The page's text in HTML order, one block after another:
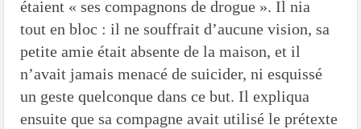
étaient « ses compagnons de drogue ». Il nia
tout en bloc : il ne souffrait d’aucune vision, sa
petite amie était absente de la maison, et il
n’avait jamais menacé de suicider, ni esquissé
un geste quelconque dans ce but. Il expliqua
ensuite que sa compagne avait utilisé le prétexte